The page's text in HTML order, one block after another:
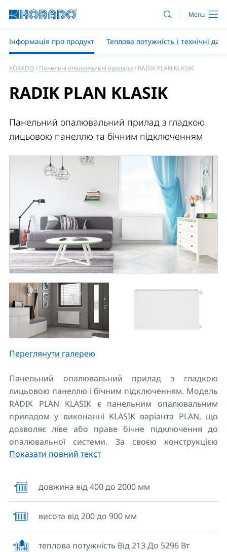
Інформація про продукт Теплова потужність і технічні дані
KORADO Панельні опалювальні прилади RADIK PLAN KLASIK
RADIK PLAN KLASIK
Панельний опалювальний прилад з гладкою
лицьовою панеллю та бічним підключенням
Переглянути галерею
Панельний опалювальний прилад з гладкою
лицьовою панеллю і бічним підключенням. Модель
RADIK PLAN KLASIK є панельним опалювальним
приладом у виконанні KLASIK варіанта PLAN, що
дозволяє ліве або праве бічне підключення до
опалювальної системи. За своєю конструкцією
призначений для опалювальних систем з
зворотному боці приварені дві верхні та дві нижні
кріпильні скоби. У приладів довжиною 1800 мм і
більше – шість приварених кріпильних скоб.
Показати повний текст
довжина від 400 до 2000 мм
висота від 200 до 900 мм
теплова потужність Від 213 До 5296 Вт